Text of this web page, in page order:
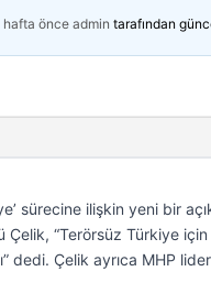
hafta önce admin tarafından
sürecine ilişkin yeni bir
Çelik, “Terörsüz Türkiye
dedi. Çelik ayrıca MHP